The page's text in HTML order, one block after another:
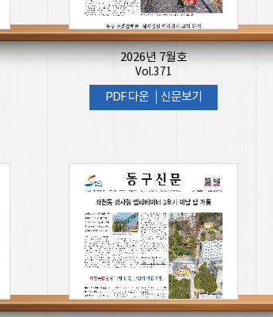
2026년 7월호
Vol.371
PDF 다운 신문보기